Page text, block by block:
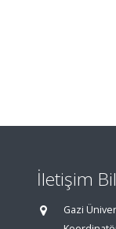
İletişim
Gazi